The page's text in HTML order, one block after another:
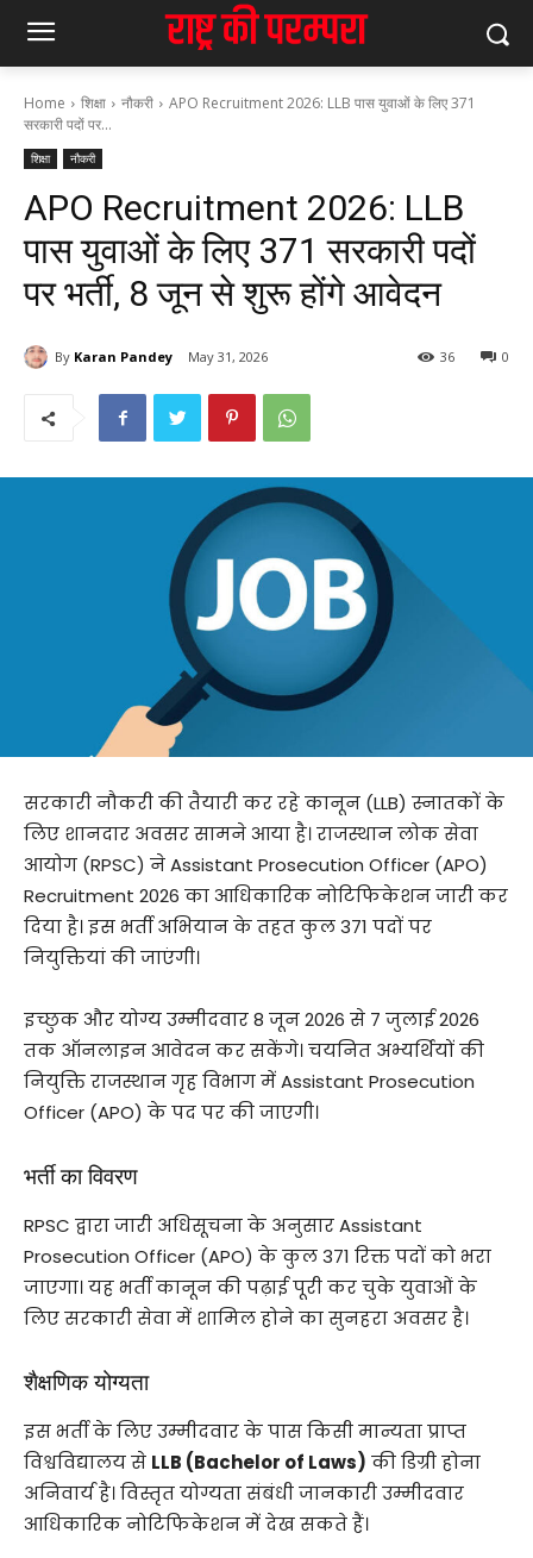
Home शिक्षा नौकरी
APO Recruitment 2026: LLB पास युवाओं के लिए 371
सरकारी पदों पर...
शिक्षा नौकरी
APO Recruitment 2026: LLB
पास युवाओं के लिए 371 सरकारी पदों
पर भर्ती, 8 जून से शुरू होंगे आवेदन
By Karan Pandey May 31, 2026 0
36
सरकारी नौकरी की तैयारी कर रहे कानून (LLB) स्नातकों के
लिए शानदार अवसर सामने आया है। राजस्थान लोक सेवा
आयोग (RPSC) ने Assistant Prosecution Officer (APO)
Recruitment 2026 का आधिकारिक नोटिफिकेशन जारी कर
दिया है। इस भर्ती अभियान के तहत कुल 371 पदों पर
नियुक्तियां की जाएंगी।
इच्छुक और योग्य उम्मीदवार 8 जून 2026 से 7 जुलाई 2026
तक ऑनलाइन आवेदन कर सकेंगे। चयनित अभ्यर्थियों की
नियुक्ति राजस्थान गृह विभाग में Assistant Prosecution
Officer (APO) के पद पर की जाएगी।
भर्ती का विवरण
RPSC द्वारा जारी अधिसूचना के अनुसार Assistant
Prosecution Officer (APO) के कुल 371 रिक्त पदों को भरा
जाएगा। यह भर्ती कानून की पढ़ाई पूरी कर चुके युवाओं के
लिए सरकारी सेवा में शामिल होने का सुनहरा अवसर है।
शैक्षणिक योग्यता
इस भर्ती के लिए उम्मीदवार के पास किसी मान्यता प्राप्त
विश्वविद्यालय से LLB (Bachelor of Laws) की डिग्री होना
अनिवार्य है। विस्तृत योग्यता संबंधी जानकारी उम्मीदवार
आधिकारिक नोटिफिकेशन में देख सकते हैं।